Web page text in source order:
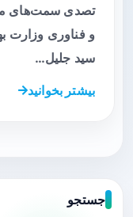
تصدی سمت‌های
و فناوری وزارت
سید جلیل…
بیشتر بخوانید
جستجو